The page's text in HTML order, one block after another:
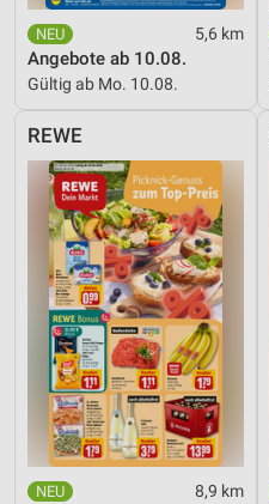
5,6 km
Angebote ab 10.08.
Gültig ab Mo. 10.08.
REWE
8,9 km